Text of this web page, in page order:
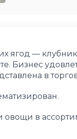
ягод —
Бизнес
в
в